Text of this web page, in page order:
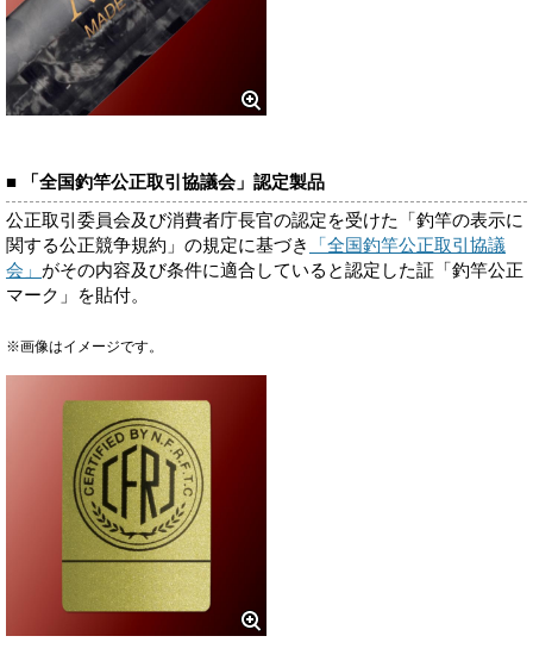
■ 「全国釣竿公正取引協議会」認定製品
公正取引委員会及び消費者庁長官の認定を受けた「釣竿の表示に
関する公正競争規約」の規定に基づき
「全国釣竿公正取引協議
会」 がその内容及び条件に適合していると認定した証「釣竿公正
マーク」を貼付。
※画像はイメージです。